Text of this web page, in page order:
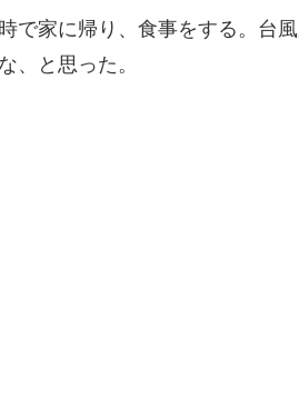
で家に帰り、食事をする。台
、と思った。